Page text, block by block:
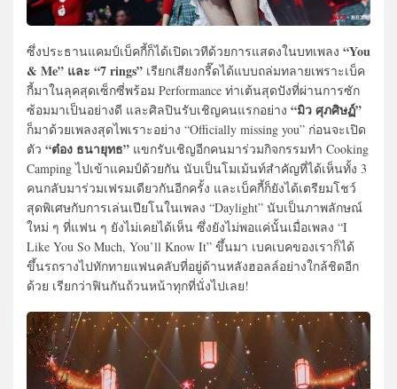
ซึ่งประธานแคมป์เบ็คกี้ก็ได้เปิดเวทีด้วยการแสดงในบทเพลง “You
& Me” และ “7 rings” เรียกเสียงกรี๊ดได้แบบถล่มทลายเพราะเบ็ค
กี้มาในลุคสุดเซ็กซี่พร้อม Performance ท่าเต้นสุดปังที่ผ่านการซัก
ซ้อมมาเป็นอย่างดี และศิลปินรับเชิญคนแรกอย่าง “มิว ศุภศิษฏ์”
ก็มาด้วยเพลงสุดไพเราะอย่าง “Officially missing you” ก่อนจะเปิด
ตัว “ต๋อง ธนายุทธ” แขกรับเชิญอีกคนมาร่วมกิจกรรมทำ Cooking
Camping ไปเข้าแคมป์ด้วยกัน นับเป็นโมเม้นท์สำคัญที่ได้เห็นทั้ง 3
คนกลับมาร่วมเฟรมเดียวกันอีกครั้ง และเบ็คกี้ก็ยังได้เตรียมโชว์
สุดพิเศษกับการเล่นเปียโนในเพลง “Daylight” นับเป็นภาพลักษณ์
ใหม่ ๆ ที่แฟน ๆ ยังไม่เคยได้เห็น ซึ่งยังไม่พอแค่นั้นเมื่อเพลง “I
Like You So Much, You’ll Know It” ขึ้นมา เบคเบคของเราก็ได้
ขึ้นรถรางไปทักทายแฟนคลับที่อยู่ด้านหลังฮอลล์อย่างใกล้ชิดอีก
ด้วย เรียกว่าฟินกันถ้วนหน้าทุกที่นั่งไปเลย!